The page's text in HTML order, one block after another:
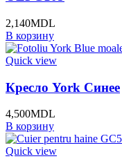
2,140MDL
В корзину
Quick view
Кресло York Синее
4,500MDL
В корзину
Quick view